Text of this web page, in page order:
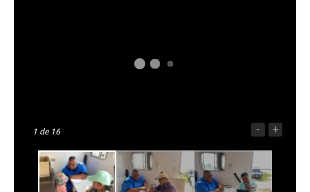
1 de 16 - +